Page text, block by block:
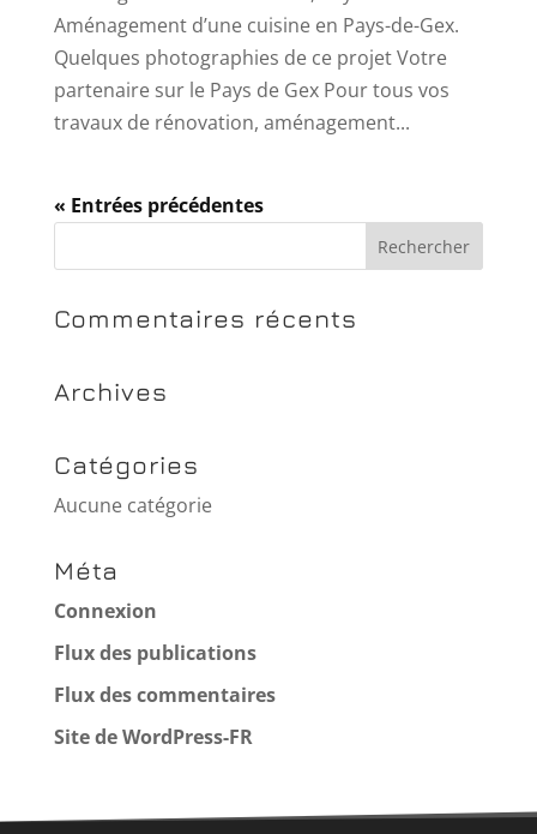
Aménagement d’une cuisine en Pays-de-Gex.
Quelques photographies de ce projet Votre
partenaire sur le Pays de Gex Pour tous vos
travaux de rénovation, aménagement...
« Entrées précédentes
Commentaires récents
Archives
Catégories
Aucune catégorie
Méta
Connexion
Flux des publications
Flux des commentaires
Site de WordPress-FR